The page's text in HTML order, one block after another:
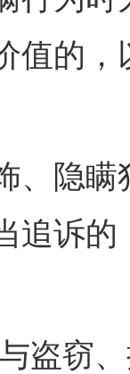
值的
隐瞒
追诉
窃、